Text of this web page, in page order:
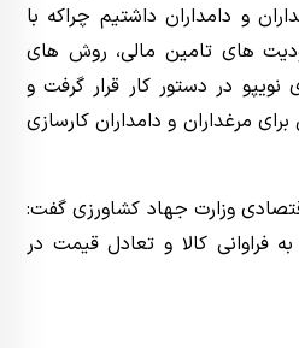
و دامداران داشتیم چراکه با
های تامین مالی، روش های
نویپو در دستور کار قرار گرفت و
برای مرغداران و دامداران کارسازی
وزارت جهاد کشاورزی گفت:
فراوانی کالا و تعادل قیمت در